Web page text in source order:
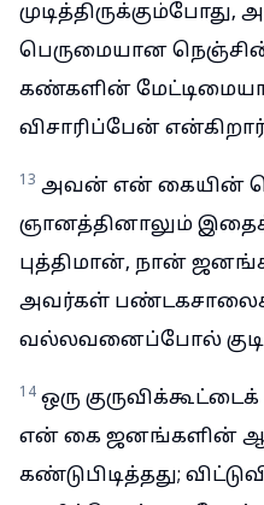
பெருமையான
கண்களின்
விசாரிப்பேன்
13 அவன் என் கையின்
ஞானத்தினாலும்
புத்திமான், நான்
அவர்கள்
வல்லவனைப்போல்
14 ஒரு
என் கை ஜனங்களின்
கண்டுபிடித்தது;